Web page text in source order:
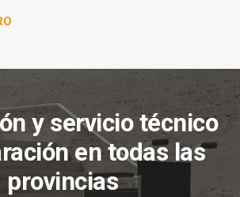
y servicio técnico
en todas las
provincias